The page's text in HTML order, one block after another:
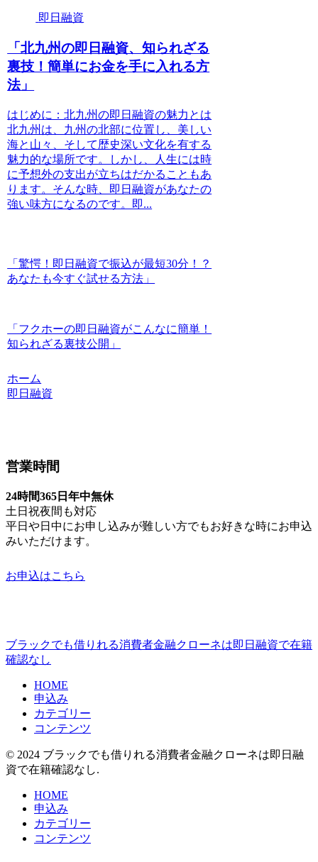
即日融資
「北九州の即日融資、知られざる
裏技！簡単にお金を手に入れる方
法」
はじめに：北九州の即日融資の魅力とは
北九州は、九州の北部に位置し、美しい
海と山々、そして歴史深い文化を有する
魅力的な場所です。しかし、人生には時
に予想外の支出が立ちはだかることもあ
ります。そんな時、即日融資があなたの
強い味方になるのです。即...
「驚愕！即日融資で振込が最短30分！？
あなたも今すぐ試せる方法」
「フクホーの即日融資がこんなに簡単！
知られざる裏技公開」
ホーム
即日融資
営業時間
24時間365日年中無休
土日祝夜間も対応
平日や日中にお申し込みが難しい方でもお好きな時にお申込
みいただけます。
お申込はこちら
ブラックでも借りれる消費者金融クローネは即日融資で在籍
確認なし
HOME
申込み
カテゴリー
コンテンツ
© 2024 ブラックでも借りれる消費者金融クローネは即日融
資で在籍確認なし.
HOME
申込み
カテゴリー
コンテンツ